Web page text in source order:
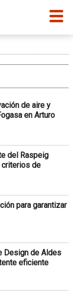
de aire y
en Arturo
del Raspeig
criterios de
para garantizar
Design de Aldes
eficiente